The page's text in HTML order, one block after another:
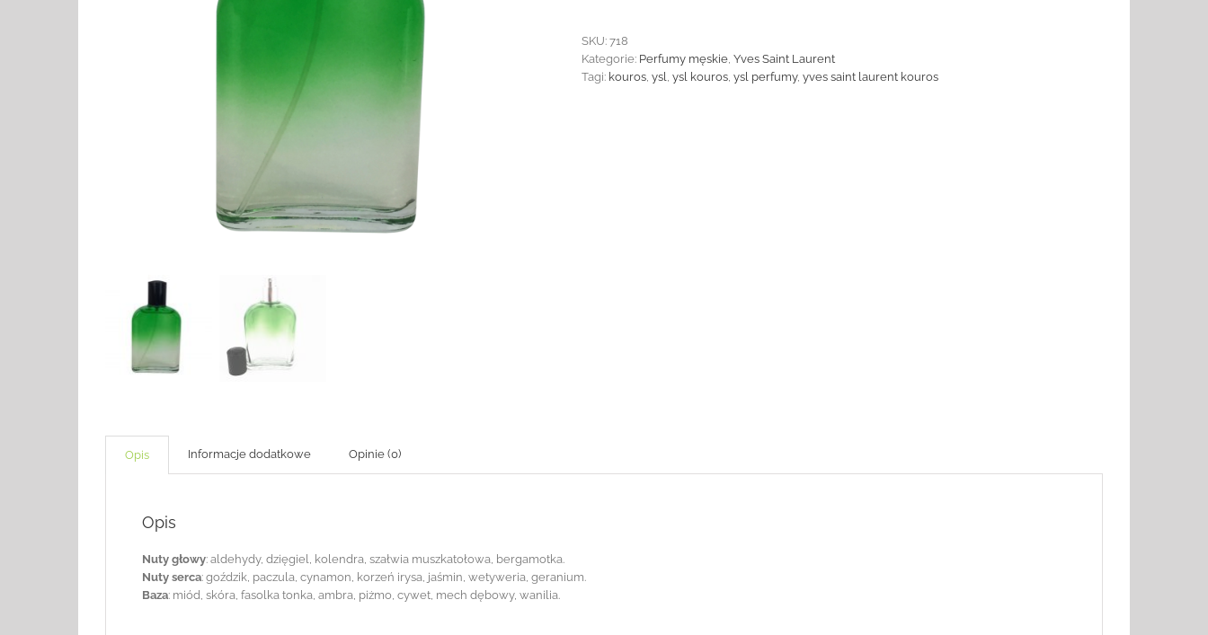
100
SKU: 718
Kategorie: Perfumy męskie Yves Saint Laurent
Tagi: kouros ysl ysl kouros ysl perfumy, yves saint laurent kouros
Opis Informacje dodatkowe Opinie (0)
Opis
Nuty głowy: aldehydy, dzięgiel, kolendra, szałwia muszkatołowa, bergamotka.
Nuty serca: goździk, paczula, cynamon, korzeń irysa, jaśmin, wetyweria, geranium.
Baza: miód, skóra, fasolka tonka, ambra, piżmo, cywet, mech dębowy, wanilia.